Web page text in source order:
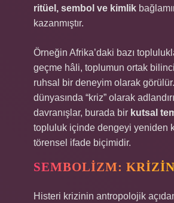
ritüel, sembol ve kimlik
kazanmıştır.
Örneğin Afrika’daki bazı
geçme hâli, toplumun ortak
ruhsal bir deneyim olarak görülür.
dünyasında “kriz” olarak
davranışlar, burada bir kutsal
topluluk içinde dengeyi yeniden
törensel ifade biçimidir.
SEMBOLIZM:
Histeri krizinin antropolojik